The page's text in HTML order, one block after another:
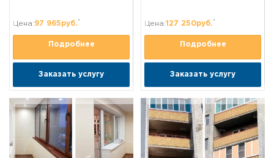
Цена:97 965руб. *
Подробнее
Заказать услугу
Цена:127 250руб. *
Подробнее
Заказать услугу